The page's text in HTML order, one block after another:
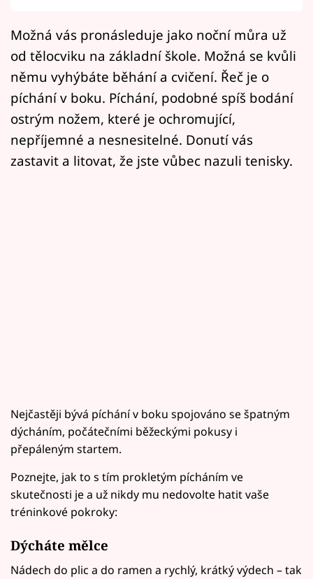
Mámy sobě
Přihlášení
Sledujte nás
Možná vás pronásleduje jako noční můra už
od tělocviku na základní škole. Možná se kvůli
němu vyhýbáte běhání a cvičení. Řeč je o
píchání v boku. Píchání, podobné spíš bodání
ostrým nožem, které je ochromující,
nepříjemné a nesnesitelné. Donutí vás
zastavit a litovat, že jste vůbec nazuli tenisky.
Nejčastěji bývá píchání v boku spojováno se špatným
dýcháním, počátečními běžeckými pokusy i
přepáleným startem.
Poznejte, jak to s tím prokletým pícháním ve
skutečnosti je a už nikdy mu nedovolte hatit vaše
tréninkové pokroky:
Dýcháte mělce
Nádech do plic a do ramen a rychlý, krátký výdech – tak